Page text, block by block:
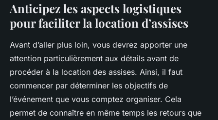
Anticipez les aspects logistiques
pour faciliter la location d’assises
Avant d’aller plus loin, vous devrez apporter une
attention particulièrement aux détails avant de
procéder à la location des assises. Ainsi, il faut
commencer par déterminer les objectifs de
l’événement que vous comptez organiser. Cela
permet de connaître en même temps les retours que